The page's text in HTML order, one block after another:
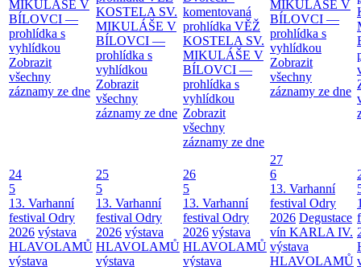
MIKULÁŠE V
BÍLOVCI —
prohlídka s
vyhlídkou
Zobrazit
všechny
záznamy ze dne
KOSTELA SV.
MIKULÁŠE V
BÍLOVCI —
prohlídka s
vyhlídkou
Zobrazit
všechny
záznamy ze dne
komentovaná
prohlídka VĚŽ
KOSTELA SV.
MIKULÁŠE V
BÍLOVCI —
prohlídka s
vyhlídkou
Zobrazit
všechny
záznamy ze dne
MIKULÁŠE V
BÍLOVCI —
prohlídka s
vyhlídkou
Zobrazit
všechny
záznamy ze dne
24
5
13. Varhanní
festival Odry
2026 výstava
HLAVOLAMŮ
výstava
25
5
13. Varhanní
festival Odry
2026 výstava
HLAVOLAMŮ
výstava
26
5
13. Varhanní
festival Odry
2026 výstava
HLAVOLAMŮ
výstava
27
6
13. Varhanní
festival Odry
2026 Degustace
vín KARLA IV.
výstava
HLAVOLAMŮ